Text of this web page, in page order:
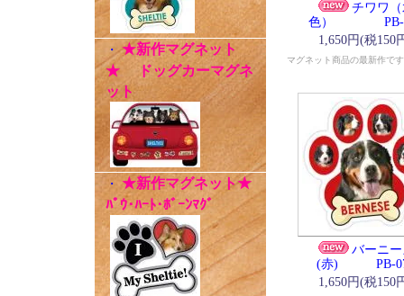
・★新作マグネット
★ ドッグカーマグネ
ット
・ ★新作マグネット★
ﾊﾟｳ･ﾊｰﾄ･ﾎﾞｰﾝﾏｸﾞ
チワワ
色） PB-
1,650円(税150
マグネット商品の最新作です
バーニ
(赤) PB-
1,650円(税150